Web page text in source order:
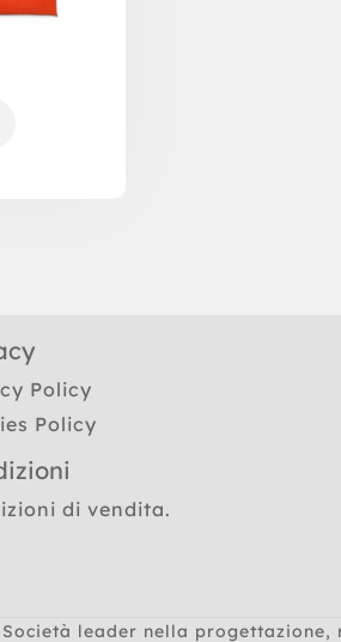
Policy
Policy
di vendita.
leader nella